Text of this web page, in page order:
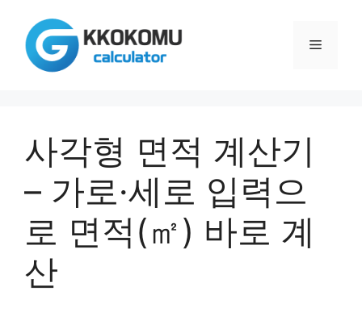
메
사각형 면적 계산기
– 가로·세로 입력으
로 면적(㎡) 바로 계
산